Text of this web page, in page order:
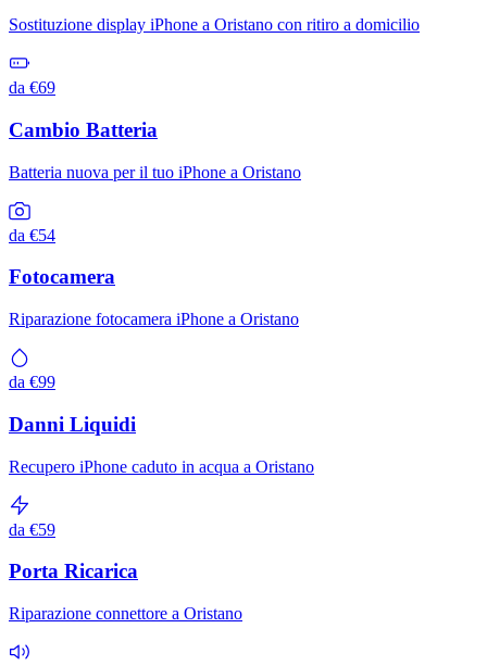
Sostituzione display iPhone a Oristano con ritiro a domicilio
da €69
Cambio Batteria
Batteria nuova per il tuo iPhone a Oristano
da €54
Fotocamera
Riparazione fotocamera iPhone a Oristano
da €99
Danni Liquidi
Recupero iPhone caduto in acqua a Oristano
da €59
Porta Ricarica
Riparazione connettore a Oristano